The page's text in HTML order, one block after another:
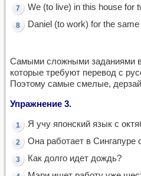
We (to live) in this house for
Daniel (to work) for the
Самыми сложными заданиями
которые требуют перевод с
Поэтому самые смелые,
Упражнение 3.
Я учу японский язык с
Она работает в Сингапуре
Как долго идет дождь?